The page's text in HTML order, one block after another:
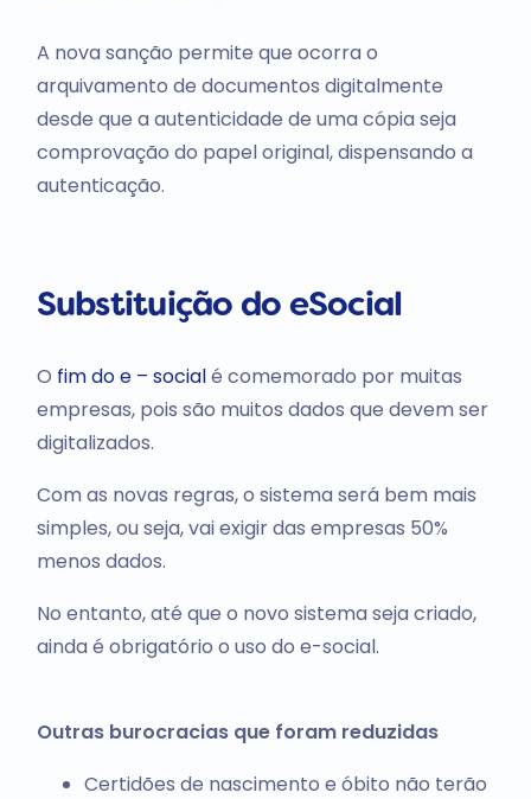
A nova sanção permite que ocorra o
arquivamento de documentos digitalmente
desde que a autenticidade de uma cópia seja
comprovação do papel original, dispensando a
autenticação.
Substituição do eSocial
O fim do e – socialé comemorado por muitas
empresas, pois são muitos dados que devem ser
digitalizados.
Com as novas regras, o sistema será bem mais
simples, ou seja, vai exigir das empresas 50%
menos dados.
No entanto, até que o novo sistema seja criado,
ainda é obrigatório o uso do e-social.
Outras burocracias que foram reduzidas
Certidões de nascimento e óbito não terão